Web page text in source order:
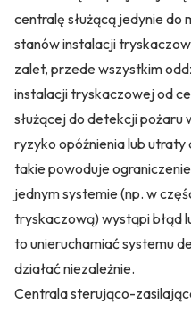
centralę służącą jedynie do
stanów instalacji
zalet, przede wszystkim
instalacji tryskaczowej od
służącej do detekcji pożaru
ryzyko opóźnienia lub
takie powoduje
jednym systemie (np. w
tryskaczową) wystąpi błąd
to unieruchamiać systemu
działać niezależnie.
Centrala sterująco-